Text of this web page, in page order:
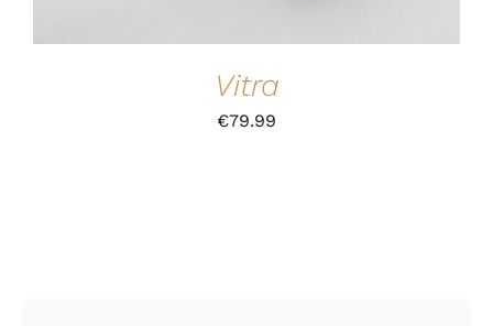
Vitra
€79.99